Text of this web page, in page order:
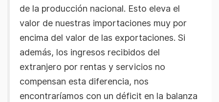
de la producción nacional. Esto eleva el
valor de nuestras importaciones muy por
encima del valor de las exportaciones. Si
además, los ingresos recibidos del
extranjero por rentas y servicios no
compensan esta diferencia, nos
encontraríamos con un déficit en la balanza